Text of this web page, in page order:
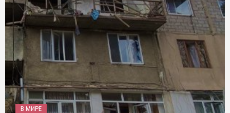
В МИРЕ